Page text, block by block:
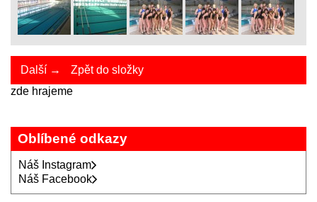
Další →
Zpět do složky
zde hrajeme
Oblíbené odkazy
Náš Instagram
Náš Facebook